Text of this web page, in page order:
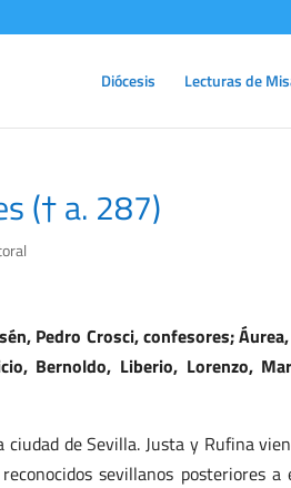
Diócesis Lecturas de
(† a. 287)
Pedro Crosci, confesores;
Bernoldo, Liberio, Lorenzo,
de Sevilla. Justa y Rufina
sevillanos posteriores